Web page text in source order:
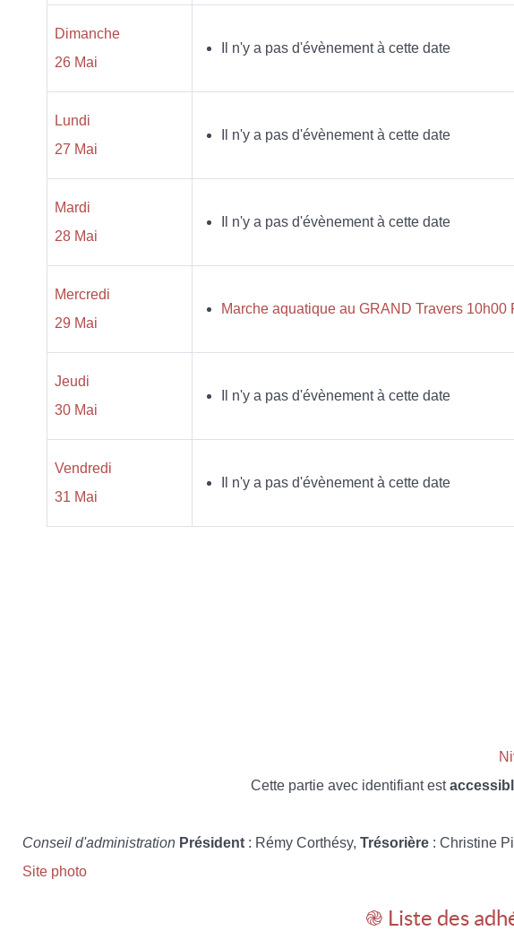
Dimanche
26 Mai
Il n'y a pas d'évènement à cette date
Lundi
27 Mai
Il n'y a pas d'évènement à cette date
Mardi
28 Mai
Il n'y a pas d'évènement à cette date
Mercredi
29 Mai
Marche aquatique au GRAND Travers 10h00
Jeudi
30 Mai
Il n'y a pas d'évènement à cette date
Vendredi
31 Mai
Il n'y a pas d'évènement à cette date
Cette partie avec identifiant est
Conseil d'administration Président : Rémy Corthésy, Trésorière : Christine
Site photo
֎ Liste des